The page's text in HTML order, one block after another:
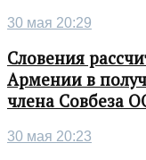
30 мая 20:29
Словения
Армении в
члена Совбеза
30 мая 20:23